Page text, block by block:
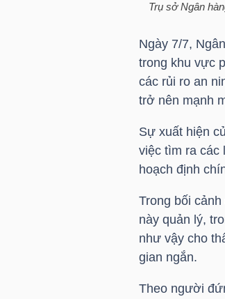
Trụ sở Ngân
Ngày 7/7,
trong khu vực
các rủi ro an
trở nên mạnh
Sự xuất hiện
việc tìm ra các
hoạch định
Trong bối
này quản lý,
như vậy cho
gian ngắn.
Theo người